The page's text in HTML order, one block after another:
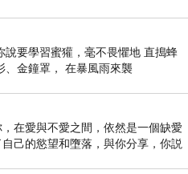
冰梅汁，享受屋簷下吹
環視周遭綠意。小貓很
露台睡覺。
要學習蜜獾，毫不畏懼地 直搗蜂
、金鐘罩， 在暴風雨來襲
在愛與不愛之間，依然是一個缺愛
己的慾望和墮落，與你分享，你説